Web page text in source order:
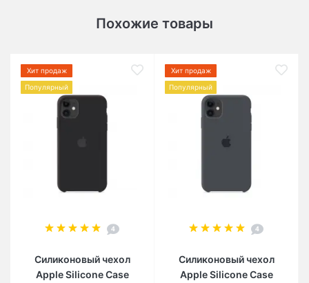
Похожие товары
Хит продаж
Популярный
4
Силиконовый чехол
Apple Silicone Case
Хит продаж
Популярный
4
Силиконовый чехол
Apple Silicone Case